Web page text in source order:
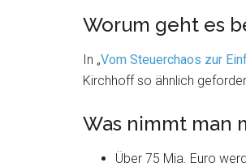
Worum geht es
In „Vom Steuerchaos zur
Kirchhoff so ähnlich
Was nimmt man
Über 75 Mia. Euro